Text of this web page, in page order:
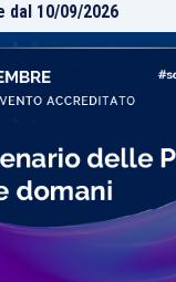
dal 10/09/2026